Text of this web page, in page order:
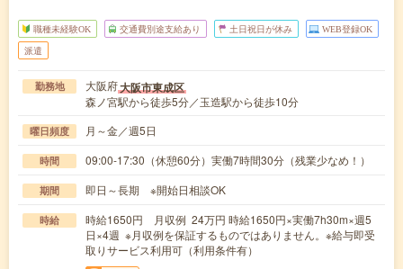
職種未経験OK 交通費別途支給あり 土日祝日が休み WEB登録OK
派遣
勤務地 大阪府大阪市東成区
森ノ宮駅から徒歩5分／玉造駅から徒歩10分
曜日頻度 月～金／週5日
時間 09:00-17:30（休憩60分）実働7時間30分（残業少なめ！）
期間 即日～長期 ※開始日相談OK
時給
時給1650円 月収例 24万円 時給1650円×実働7h30m×週5
日×4週 ※月収例を保証するものではありません。※給与即受
取りサービス利用可（利用条件有）